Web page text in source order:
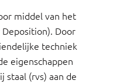
middel van het
Deposition). Door
techniek
eigenschappen
staal (rvs) aan de